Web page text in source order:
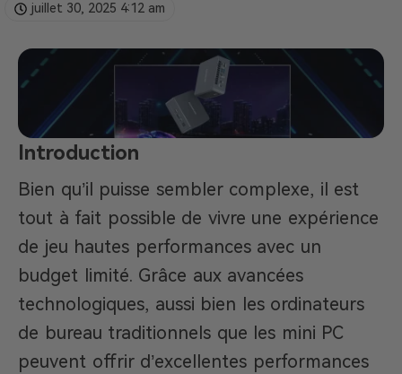
juillet 30, 2025 4:12 am
Introduction
Bien qu’il puisse sembler complexe, il est
tout à fait possible de vivre une expérience
de jeu hautes performances avec un
budget limité. Grâce aux avancées
technologiques, aussi bien les ordinateurs
de bureau traditionnels que les mini PC
peuvent offrir d’excellentes performances